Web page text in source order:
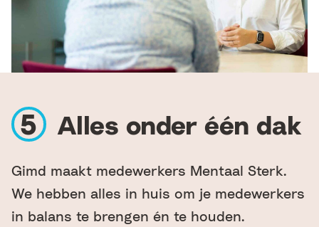
Alles onder één dak
Gimd maakt medewerkers Mentaal Sterk.
We hebben alles in huis om je medewerkers
in balans te brengen én te houden.